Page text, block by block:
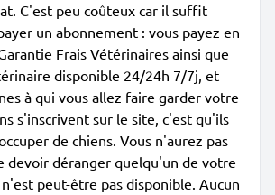
C'est peu coûteux car il suffit
un abonnement : vous payez en
Frais Vétérinaires ainsi que
disponible 24/24h 7/7j, et
à qui vous allez faire garder votre
s'inscrivent sur le site, c'est qu'ils
de chiens. Vous n'aurez pas
devoir déranger quelqu'un de votre
peut-être pas disponible. Aucun